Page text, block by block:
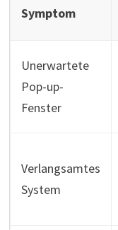
Symptom
Unerwartete
Pop-up-
Fenster
Verlangsamtes
System